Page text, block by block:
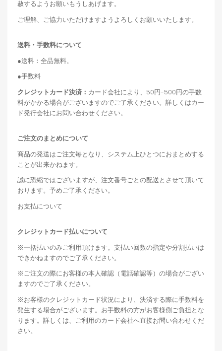
赦するようお願いもうしあげます。
ご理解、ご協力いただけますようよろしくお願いいたします。
送料・手数料について
●送料：全品無料。
●手数料
クレジットカード決済： カード会社により、50円-500円の手数
料がかかる場合がございますのでご了承ください。詳しくはカー
ド発行会社にお問い合わせください。
ご注文のまとめについて
商品の発送はご注文毎となり、システム上ひとつにおまとめする
ことが出来かねます。
誠に恐縮ではございますが、注文番号ごとの配送とさせて頂いて
おります。予めご了承ください。
お支払について
クレジットカード払いについて
※一括払いのみご利用頂けます。支払い回数の指定や分割払いは
できかねますのでご了承ください。
※ご注文の際にお客様の本人確認（電話確認等）の場合がござい
ますのでご了承ください。
※お客様のクレジットカード状況により、決済する際に手数料を
発生する場合がございます。お手数料の方がお客様側ご負担とな
ります。詳しくは、ご利用のカード会社へ直接お問い合わせくだ
さい。